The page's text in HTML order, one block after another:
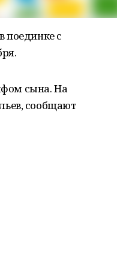
поединке с
сына. На
сообщают